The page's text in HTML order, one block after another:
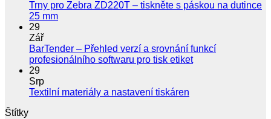
textu
Trny pro Zebra ZD220T – tiskněte s páskou na dutince
25 mmŽádné
textu
s
pro
29
Zář
BarTender – Přehled verzí a srovnání funkcí
profesionálního softwaru pro tisk etiketŽádné
29
Srp
Textilní materiály a nastavení tiskáren
Štítky